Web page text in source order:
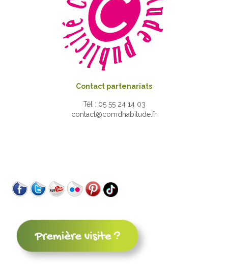
Contact partenariats
Tél : 05 55 24 14 03
contact@comdhabitude.fr